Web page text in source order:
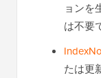
ョンを
は不要
たは更